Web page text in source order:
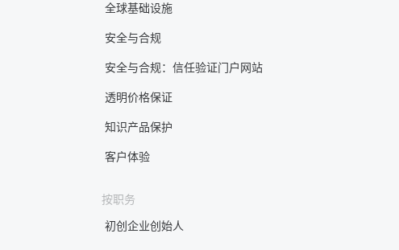
全球基础设施
安全与合规
安全与合规：信任验证门户网站
透明价格保证
知识产品保护
客户体验
按职务
初创企业创始人